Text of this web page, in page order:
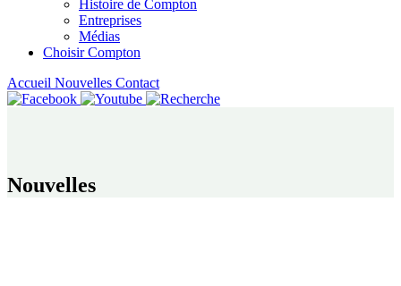
Histoire de Compton
Entreprises
Médias
Choisir Compton
Accueil Nouvelles Contact
Nouvelles